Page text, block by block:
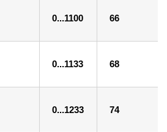
0...1100 66
0...1133 68
0...1233 74